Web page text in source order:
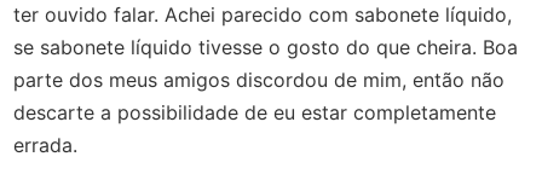
ter ouvido falar. Achei parecido com sabonete líquido,
se sabonete líquido tivesse o gosto do que cheira. Boa
parte dos meus amigos discordou de mim, então não
descarte a possibilidade de eu estar completamente
errada.